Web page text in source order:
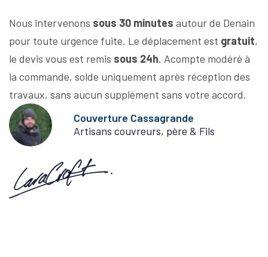
Nous intervenons sous 30 minutes autour de Denain
pour toute urgence fuite. Le déplacement est gratuit,
le devis vous est remis sous 24h. Acompte modéré à
la commande, solde uniquement après réception des
travaux, sans aucun supplément sans votre accord.
Couverture Cassagrande
Artisans couvreurs, père & Fils